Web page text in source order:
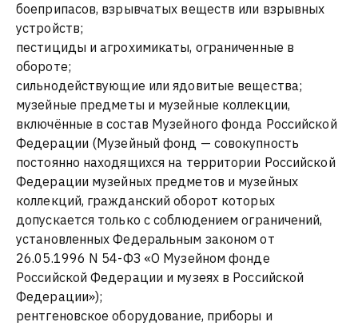
боеприпасов, взрывчатых веществ или взрывных
устройств;
пестициды и агрохимикаты, ограниченные в
обороте;
сильнодействующие или ядовитые вещества;
музейные предметы и музейные коллекции,
включённые в состав Музейного фонда Российской
Федерации (Музейный фонд — совокупность
постоянно находящихся на территории Российской
Федерации музейных предметов и музейных
коллекций, гражданский оборот которых
допускается только с соблюдением ограничений,
установленных Федеральным законом от
26.05.1996 N 54-ФЗ «О Музейном фонде
Российской Федерации и музеях в Российской
Федерации»);
рентгеновское оборудование, приборы и